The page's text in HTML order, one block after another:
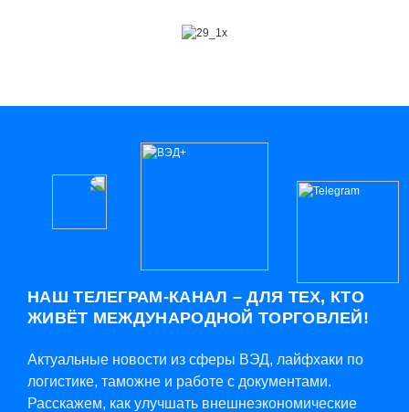
НАШ ТЕЛЕГРАМ-КАНАЛ – ДЛЯ ТЕХ, КТО
ЖИВЁТ МЕЖДУНАРОДНОЙ ТОРГОВЛЕЙ!
Актуальные новости из сферы ВЭД, лайфхаки по
логистике, таможне и работе с документами.
Расскажем, как улучшать внешнеэкономические